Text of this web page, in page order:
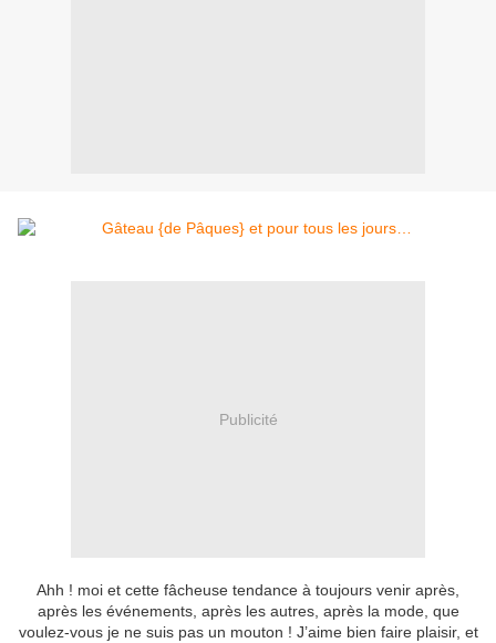
Publicité
Ahh ! moi et cette fâcheuse tendance à toujours venir après,
après les événements, après les autres, après la mode, que
voulez-vous je ne suis pas un mouton ! J’aime bien faire plaisir, et